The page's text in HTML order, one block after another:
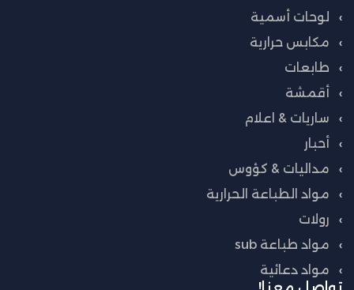
لوحات أسمية
مكابس حرارية
طابعات
أقمشة
ساريات & اعلام
أحبار
مداليات & كؤوس
مواد الطباعة الحرارية
رولات
مواد طباعة sub
مواد دعائية